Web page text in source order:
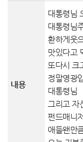
내용
대통령님
대통령님
환하게웃
맛있다고
또다시 크
정말영광
대통령님
그리고 자
펀드매니
애들왠만